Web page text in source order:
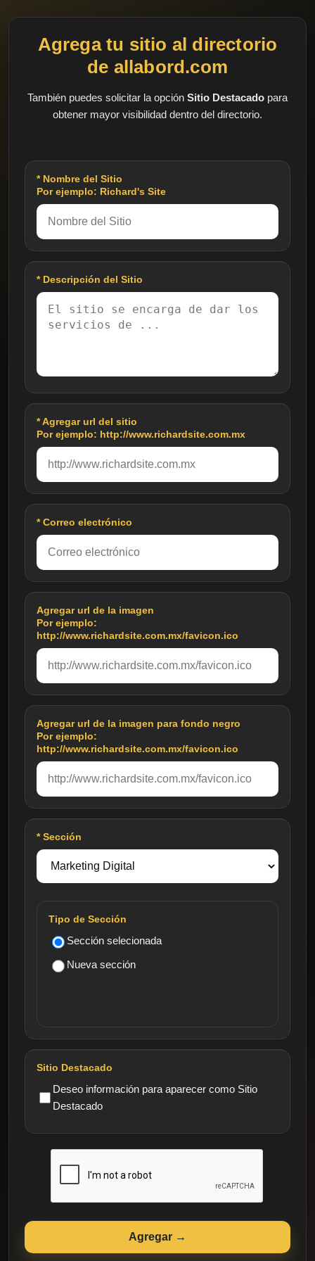
Agrega tu sitio al directorio
de allabord.com
También puedes solicitar la opción Sitio Destacado para
obtener mayor visibilidad dentro del directorio.
* Nombre del Sitio
Por ejemplo: Richard's Site
* Descripción del Sitio
* Agregar url del sitio
Por ejemplo: http://www.richardsite.com.mx
* Correo electrónico
Agregar url de la imagen
Por ejemplo:
http://www.richardsite.com.mx/favicon.ico
Agregar url de la imagen para fondo negro
Por ejemplo:
http://www.richardsite.com.mx/favicon.ico
* Sección
Tipo de Sección
Sección selecionada
Nueva sección
Sitio Destacado
Deseo información para aparecer como Sitio
Destacado
Agregar →